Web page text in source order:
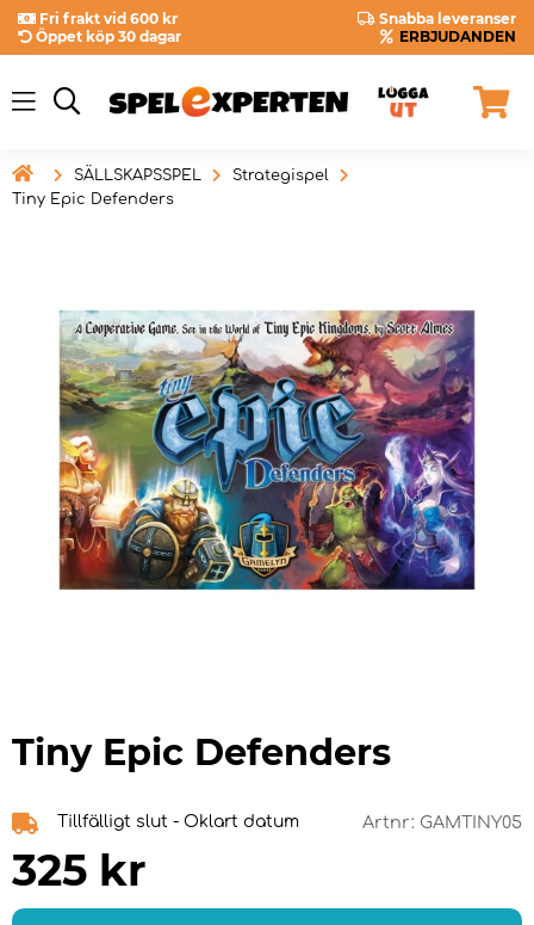
Fri frakt vid 600 kr
Snabba leveranser
Öppet köp 30 dagar
ERBJUDANDEN
 SÄLLSKAPSSPEL
Strategispel
Tiny Epic Defenders
Tiny Epic Defenders
Tillfälligt slut - Oklart datum Artnr: GAMTINY05
325 kr